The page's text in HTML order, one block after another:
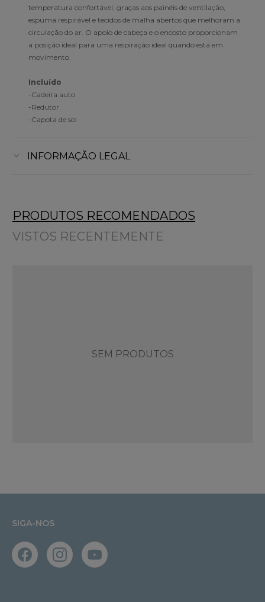
temperatura confortável, graças aos painéis de ventilação,
espuma respirável e tecidos de malha abertos que melhoram a
circulação do ar. O apoio de cabeça e o encosto proporcionam
a posição ideal para uma respiração ideal quando está em
movimento.
Incluído
-Cadeira auto
-Redutor
-Capota de sol
INFORMAÇÃO LEGAL
PRODUTOS RECOMENDADOS
VISTOS RECENTEMENTE
SEM PRODUTOS
SIGA-NOS